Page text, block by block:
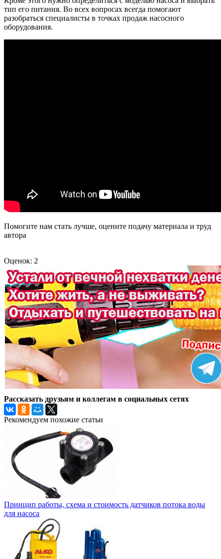
тип его питания. Во всех вопросах всегда помогают
разобраться специалисты в точках продаж насосного
оборудования.
Помогите нам стать лучше, оцените подачу материала и труд
автора
Оценок: 2
Рассказать друзьям и коллегам в социальных сетях
Рекомендуем похожие статьи
Принцип работы, схема и стоимость датчиков потока воды
для насоса